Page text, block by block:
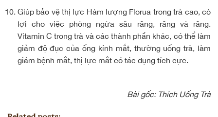
Giúp bảo vệ thị lực Hàm lượng Florua trong trà cao, có
lợi cho việc phòng ngừa sâu răng, răng và răng.
Vitamin C trong trà và các thành phần khác, có thể làm
giảm độ đục của ống kính mắt, thường uống trà, làm
giảm bệnh mắt, thị lực mắt có tác dụng tích cực.
Bài gốc: Thích Uống Trà